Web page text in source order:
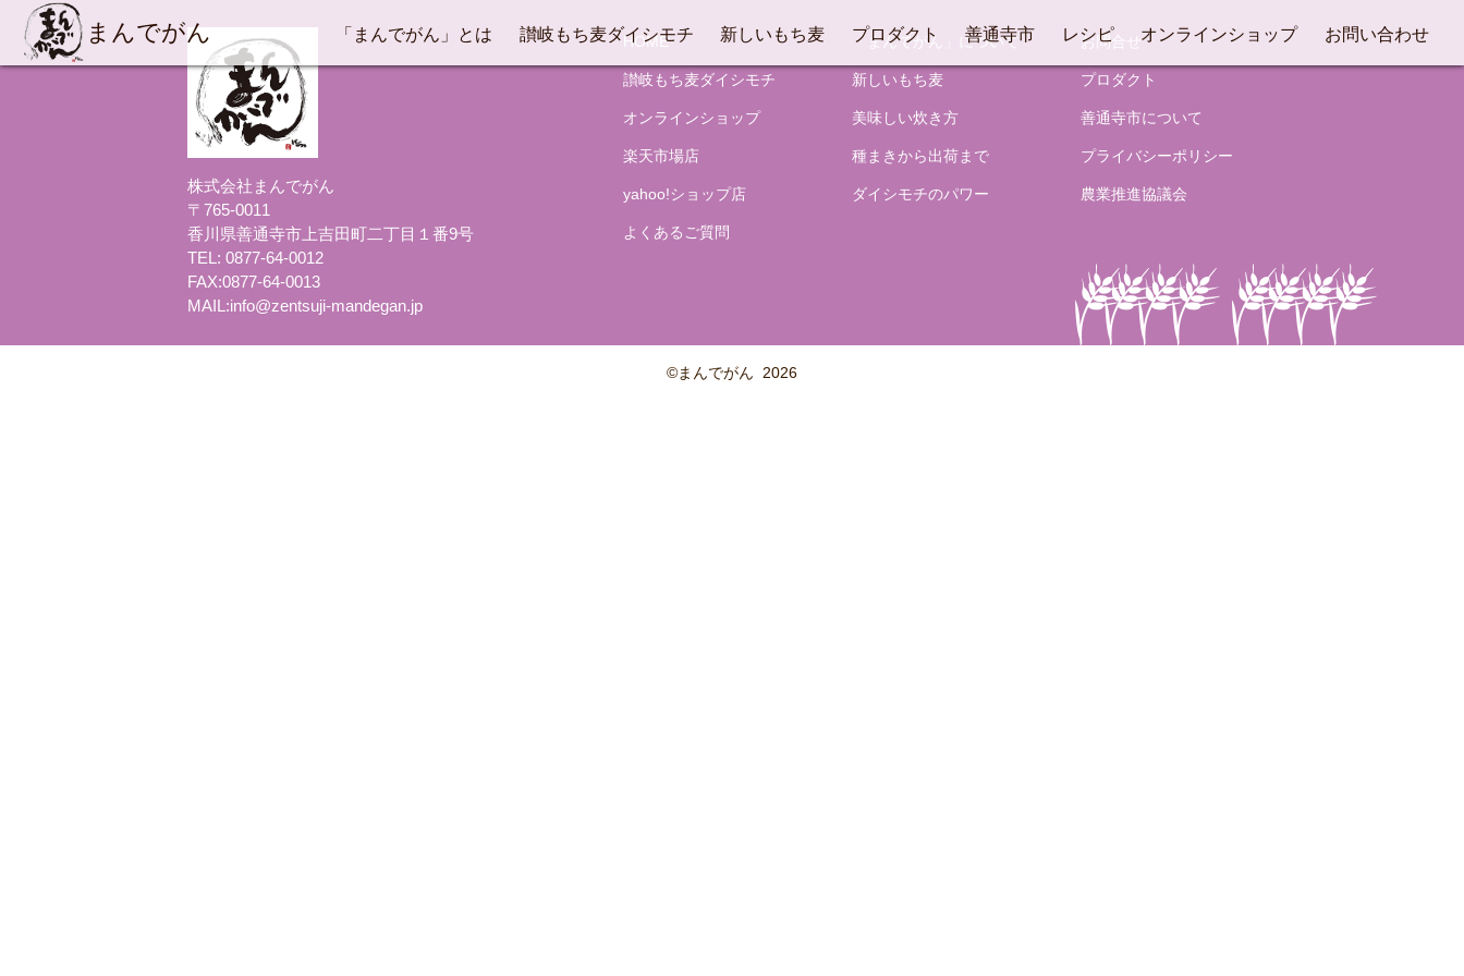
まんでがん 「まんでがん」とは 讃岐もち麦ダイシモチ 新しいもち麦 プロダクト 善通寺市 レシピ オンラインショップ お問い合わせ
株式会社まんでがん
〒765-0011
香川県善通寺市上吉田町二丁目１番9号
TEL: 0877-64-0012
FAX:0877-64-0013
MAIL:info@zentsuji-mandegan.jp
HOME 「まんでがん」について お問合せ
讃岐もち麦ダイシモチ 新しいもち麦 プロダクト
オンラインショップ 美味しい炊き方 善通寺市について
楽天市場店 種まきから出荷まで プライバシーポリシー
yahoo!ショップ店 ダイシモチのパワー 農業推進協議会
よくあるご質問
©まんでがん 2026